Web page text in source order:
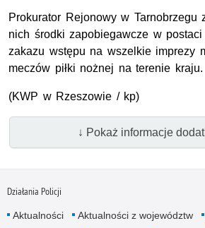
Prokurator Rejonowy w Tarnobrzegu
nich środki zapobiegawcze w
zakazu wstępu na wszelkie imprezy
meczów piłki nożnej na terenie kraju.
(KWP w Rzeszowie / kp)
↓ Pokaż informacje
Działania Policji
Aktualności Aktualności z województw